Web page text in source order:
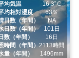
均気温
16.3ﾟC
均相対湿度
63％
日数（年間）
NA
日数（年間）
101日
数（年間）
16日
時間（年間）2113時間
量（年間）
1496mm